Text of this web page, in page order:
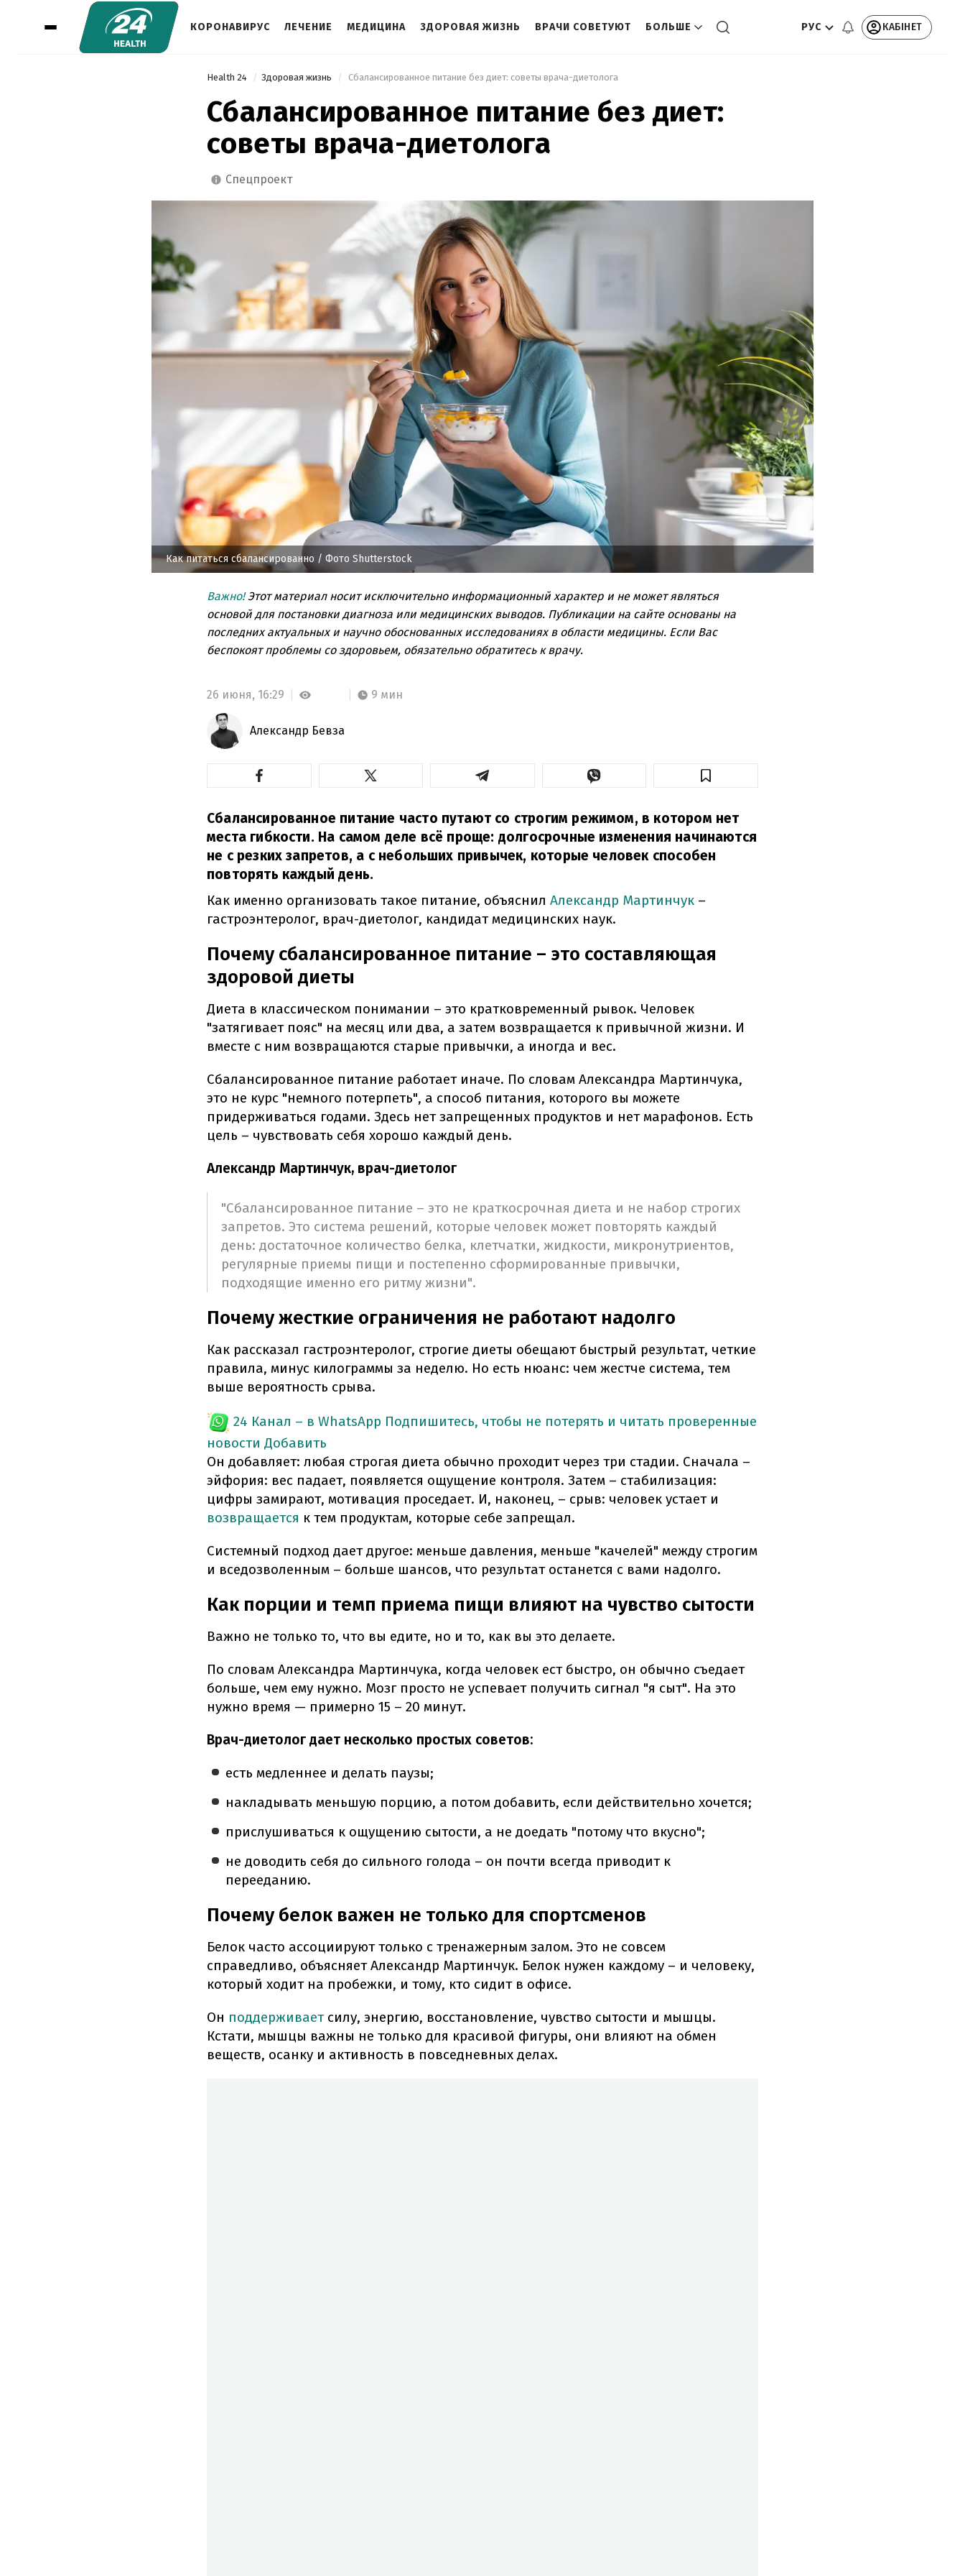
КОРОНАВИРУС ЛЕЧЕНИЕ МЕДИЦИНА ЗДОРОВАЯ ЖИЗНЬ ВРАЧИ СОВЕТУЮТ БОЛЬШЕ РУС КАБІНЕТ
Health 24 Здоровая жизнь Сбалансированное питание без диет: советы врача-диетолога
Сбалансированное питание без диет:
советы врача-диетолога
спецпроект
Как питаться сбалансированно / Фото Shutterstock
Важно!Этот материал носит исключительно информационный характер и не может являться
основой для постановки диагноза или медицинских выводов. Публикации на сайте основаны на
последних актуальных и научно обоснованных исследованиях в области медицины. Если Вас
беспокоят проблемы со здоровьем, обязательно обратитесь к врачу.
26 июня, 16:29 9 мин
Александр Бевза
Сбалансированное питание часто путают со строгим режимом, в котором нет
места гибкости. На самом деле всё проще: долгосрочные изменения начинаются
не с резких запретов, а с небольших привычек, которые человек способен
повторять каждый день.
Как именно организовать такое питание, объяснил Александр Мартинчук –
гастроэнтеролог, врач-диетолог, кандидат медицинских наук.
Почему сбалансированное питание – это составляющая
здоровой диеты
Диета в классическом понимании – это кратковременный рывок. Человек
"затягивает пояс" на месяц или два, а затем возвращается к привычной жизни. И
вместе с ним возвращаются старые привычки, а иногда и вес.
Сбалансированное питание работает иначе. По словам Александра Мартинчука,
это не курс "немного потерпеть", а способ питания, которого вы можете
придерживаться годами. Здесь нет запрещенных продуктов и нет марафонов. Есть
цель – чувствовать себя хорошо каждый день.
Александр Мартинчук, врач-диетолог
"Сбалансированное питание – это не краткосрочная диета и не набор строгих
запретов. Это система решений, которые человек может повторять каждый
день: достаточное количество белка, клетчатки, жидкости, микронутриентов,
регулярные приемы пищи и постепенно сформированные привычки,
подходящие именно его ритму жизни".
Почему жесткие ограничения не работают надолго
Как рассказал гастроэнтеролог, строгие диеты обещают быстрый результат, четкие
правила, минус килограммы за неделю. Но есть нюанс: чем жестче система, тем
выше вероятность срыва.
24 Канал – в WhatsApp Подпишитесь, чтобы не потерять и читать проверенные
новости Добавить
Он добавляет: любая строгая диета обычно проходит через три стадии. Сначала –
эйфория: вес падает, появляется ощущение контроля. Затем – стабилизация:
цифры замирают, мотивация проседает. И, наконец, – срыв: человек устает и
возвращается к тем продуктам, которые себе запрещал.
Системный подход дает другое: меньше давления, меньше "качелей" между строгим
и вседозволенным – больше шансов, что результат останется с вами надолго.
Как порции и темп приема пищи влияют на чувство сытости
Важно не только то, что вы едите, но и то, как вы это делаете.
По словам Александра Мартинчука, когда человек ест быстро, он обычно съедает
больше, чем ему нужно. Мозг просто не успевает получить сигнал "я сыт". На это
нужно время — примерно 15 – 20 минут.
Врач-диетолог дает несколько простых советов:
есть медленнее и делать паузы;
накладывать меньшую порцию, а потом добавить, если действительно хочется;
прислушиваться к ощущению сытости, а не доедать "потому что вкусно";
не доводить себя до сильного голода – он почти всегда приводит к
перееданию.
Почему белок важен не только для спортсменов
Белок часто ассоциируют только с тренажерным залом. Это не совсем
справедливо, объясняет Александр Мартинчук. Белок нужен каждому – и человеку,
который ходит на пробежки, и тому, кто сидит в офисе.
Он поддерживаетсилу, энергию, восстановление, чувство сытости и мышцы.
Кстати, мышцы важны не только для красивой фигуры, они влияют на обмен
веществ, осанку и активность в повседневных делах.